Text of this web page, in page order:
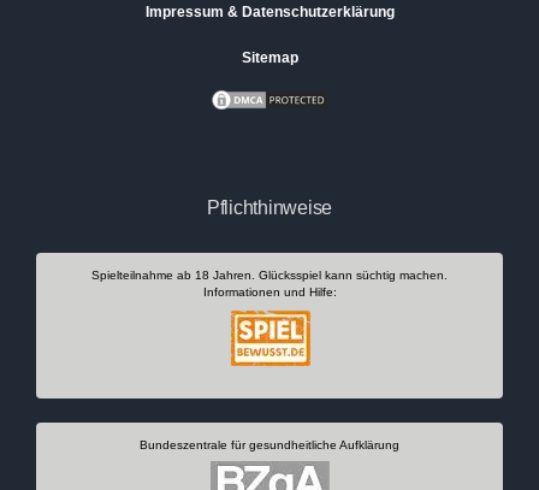
Impressum & Datenschutzerklärung
Sitemap
Pflichthinweise
Spielteilnahme ab 18 Jahren. Glücksspiel kann süchtig machen.
Informationen und Hilfe:
Bundeszentrale für gesundheitliche Aufklärung